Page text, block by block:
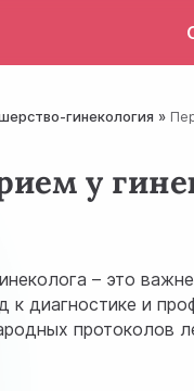
гинекология
у
– это
диагностике и
протоколов